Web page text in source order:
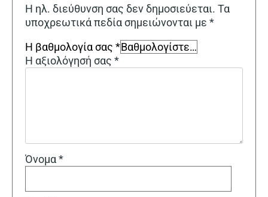
Η ηλ. διεύθυνση σας δεν δημοσιεύεται. Τα
υποχρεωτικά πεδία σημειώνονται με *
Η βαθμολογία σας *
Η αξιολόγησή σας *
Όνομα*